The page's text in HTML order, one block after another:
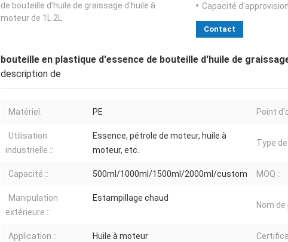
de bouteille d'huile de graissage d'huile à
moteur de 1L 2L
Capacité
Contact
bouteille en plastique d'essence de bouteille d'huile de
description de
Matériel: PE Point
Utilisation
industrielle ::
Essence, pétrole de moteur, huile à
moteur, etc.
Type
Capacité :: 500ml/1000ml/1500ml/2000ml/custom MOQ ::
Manipulation
extérieure ::
Estampillage chaud
Nom de
Application :: Huile à moteur